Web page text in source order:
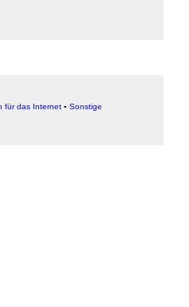
für das Internet ▪ Sonstige